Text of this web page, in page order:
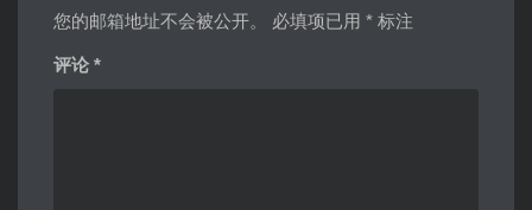
您的邮箱地址不会被公开。 必填项已用 * 标注
评论 *